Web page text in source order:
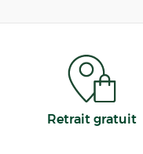
Retrait gratuit